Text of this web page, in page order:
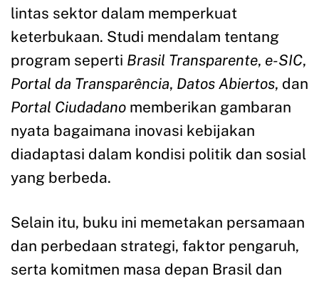
lintas sektor dalam memperkuat
keterbukaan. Studi mendalam tentang
program seperti Brasil Transparente, e-SIC,
Portal da Transparência, Datos Abiertos, dan
Portal Ciudadano memberikan gambaran
nyata bagaimana inovasi kebijakan
diadaptasi dalam kondisi politik dan sosial
yang berbeda.
Selain itu, buku ini memetakan persamaan
dan perbedaan strategi, faktor pengaruh,
serta komitmen masa depan Brasil dan